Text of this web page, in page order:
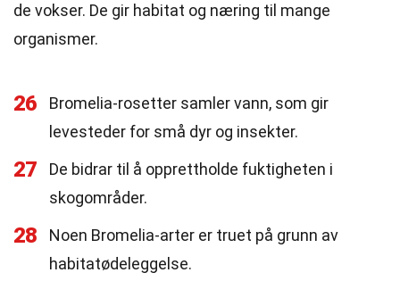
de vokser. De gir habitat og næring til mange
organismer.
26
Bromelia-rosetter samler vann, som gir
levesteder for små dyr og insekter.
27
De bidrar til å opprettholde fuktigheten i
skogområder.
28
Noen Bromelia-arter er truet på grunn av
habitatødeleggelse.